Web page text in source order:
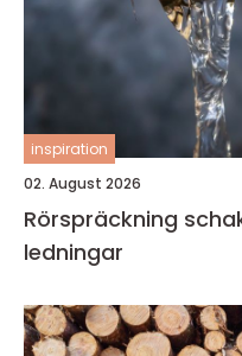
inspiration
02. August 2026
Rörspräckning schaktfri förnyelse av gamla
ledningar